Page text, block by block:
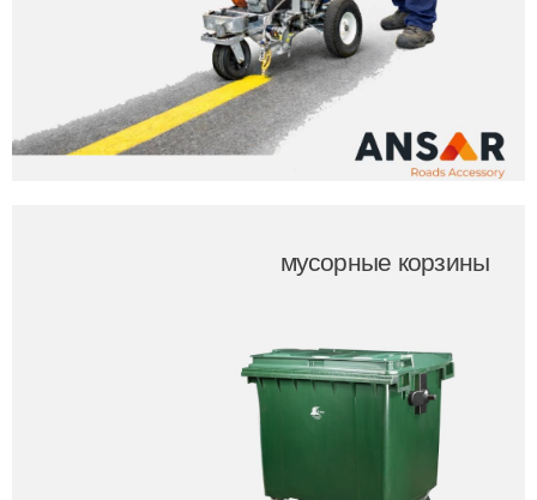
мусорные корзины